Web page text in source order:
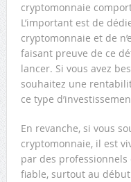
cryptomonnaie
L’important est de
cryptomonnaie et de
faisant preuve de ce
lancer. Si vous avez
souhaitez une
ce type
En revanche, si vous
cryptomonnaie, il est
par des
fiable, surtout au